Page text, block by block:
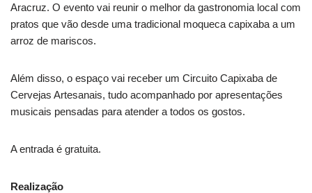
Aracruz. O evento vai reunir o melhor da gastronomia local com
pratos que vão desde uma tradicional moqueca capixaba a um
arroz de mariscos.
Além disso, o espaço vai receber um Circuito Capixaba de
Cervejas Artesanais, tudo acompanhado por apresentações
musicais pensadas para atender a todos os gostos.
A entrada é gratuita.
Realização